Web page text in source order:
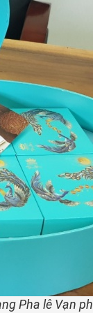
Pha lê Vạn